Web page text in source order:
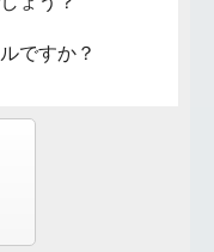
ですか？